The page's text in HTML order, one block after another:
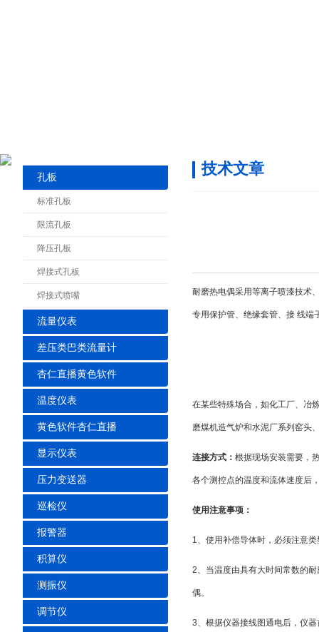
孔板
标准孔板
限流孔板
降压孔板
焊接式孔板
焊接式喷嘴
流量仪表
差压类巴类流量计
杏仁直播黄色软件
温度仪表
黄色软件杏仁直播
显示仪表
压力变送器
巡检仪
报警器
积算仪
测振仪
调节仪
技术文章
耐磨热电偶采用等离子喷漆技术
专用保护管、绝缘套管、接 线
在某些特殊场合，如化工厂
磨煤机造气炉和水泥厂系列窑头
连接方式： 根据现场安装需要
各个测控点的温度和流体速度后
使用注意事项：
1、使用补偿导体时，必须注
2、当温度由具有大时间常数的
偶。
3、根据仪器接线图通电后，